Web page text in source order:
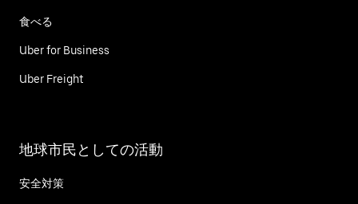
食べる
Uber for Business
Uber Freight
地球市民としての活動
安全対策